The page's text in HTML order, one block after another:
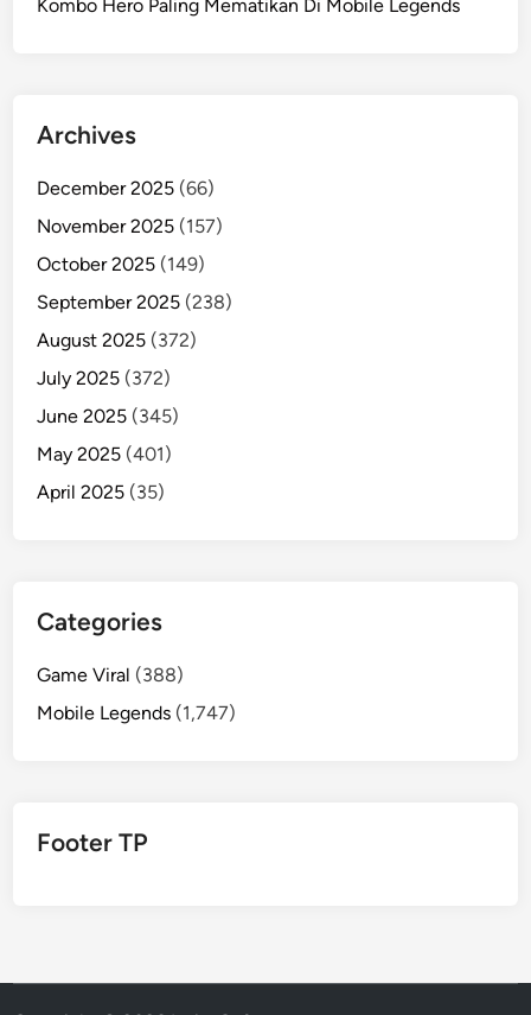
Kombo Hero Paling Mematikan Di Mobile Legends
Archives
December 2025 (66)
November 2025 (157)
October 2025 (149)
September 2025 (238)
August 2025 (372)
July 2025 (372)
June 2025 (345)
May 2025 (401)
April 2025 (35)
Categories
Game Viral (388)
Mobile Legends (1,747)
Footer TP